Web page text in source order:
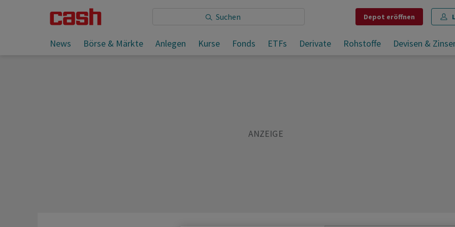
Depot eröffnen
News Börse & Märkte Anlegen Kurse Fonds ETFs Derivate Rohstoffe Devisen &
Sie lesen: Trump droht Iran mit neuen heftigen Angriffen
Teilen Merken Drucken Kommentare